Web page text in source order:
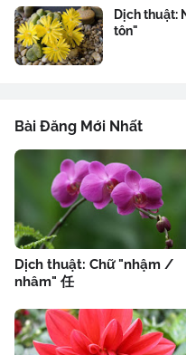
Dịch thuật:
tôn"
Bài Đăng Mới Nhất
Dịch thuật: Chữ "nhậm /
nhâm" 任